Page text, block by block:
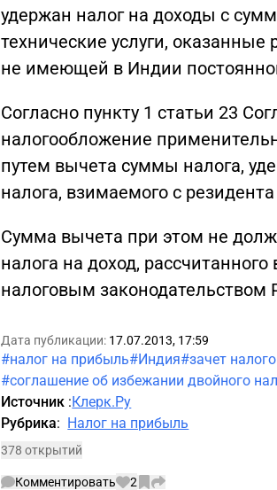
удержан налог на доходы с
технические услуги, оказанные
не имеющей в Индии
Согласно пункту 1 статьи 23
налогообложение
путем вычета суммы налога,
налога, взимаемого с
Сумма вычета при этом не
налога на доход, рассчитанного
налоговым законодательством
Дата публикации: 17.07.2013, 17:59
#налог на прибыль#Индия#зачет
#соглашение об избежании двойного
Источник :Клерк.Ру
Рубрика: Налог на прибыль
378 открытий
Комментировать 2